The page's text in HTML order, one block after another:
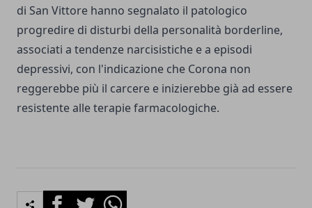
di San Vittore hanno segnalato il patologico
progredire di disturbi della personalità borderline,
associati a tendenze narcisistiche e a episodi
depressivi, con l'indicazione che Corona non
reggerebbe più il carcere e inizierebbe già ad essere
resistente alle terapie farmacologiche.
FacebookTwitterWhatsapp